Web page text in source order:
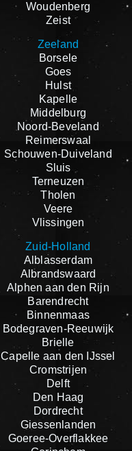
Woudenberg
Zeist
Zeeland
Borsele
Goes
Hulst
Kapelle
Middelburg
Noord-Beveland
Reimerswaal
Schouwen-Duiveland
Sluis
Terneuzen
Tholen
Veere
Vlissingen
Zuid-Holland
Alblasserdam
Albrandswaard
Alphen aan den Rijn
Barendrecht
Binnenmaas
Bodegraven-Reeuwijk
Brielle
Capelle aan den IJssel
Cromstrijen
Delft
Den Haag
Dordrecht
Giessenlanden
Goeree-Overflakkee